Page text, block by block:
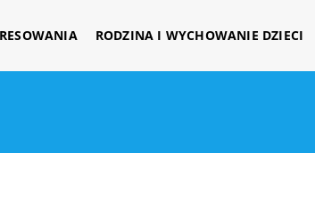
RODZINA I WYCHOWANIE DZIECI